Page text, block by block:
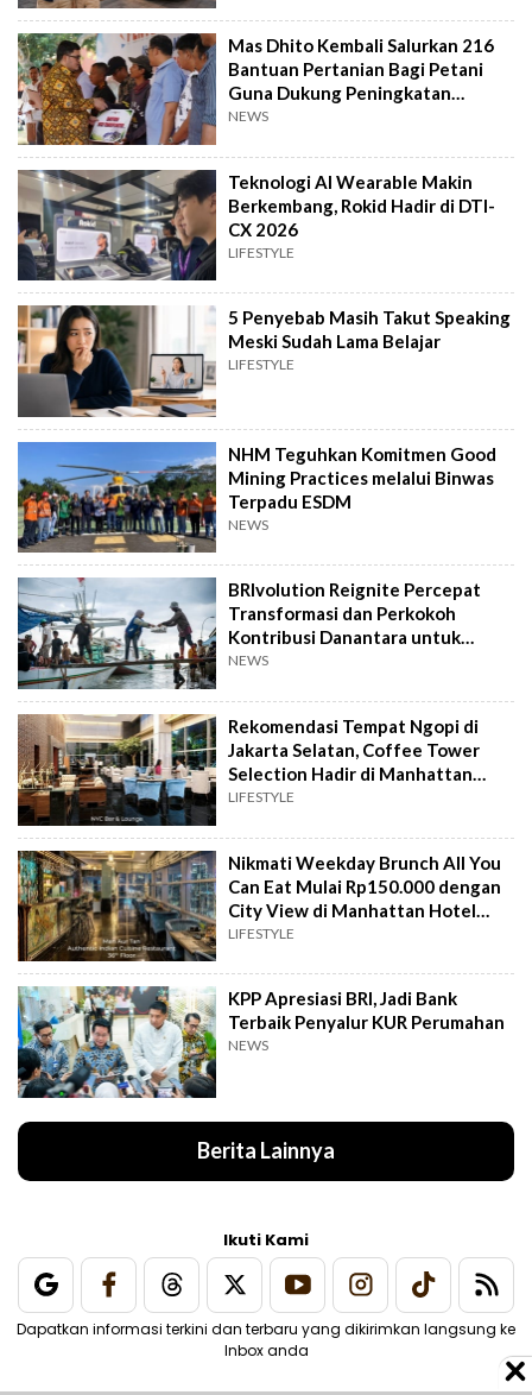
Mas Dhito Kembali Salurkan 216
Bantuan Pertanian Bagi Petani
Guna Dukung Peningkatan
Produksi
NEWS
Teknologi AI Wearable Makin
Berkembang, Rokid Hadir di DTI-
CX 2026
LIFESTYLE
5 Penyebab Masih Takut Speaking
Meski Sudah Lama Belajar
LIFESTYLE
NHM Teguhkan Komitmen Good
Mining Practices melalui Binwas
Terpadu ESDM
NEWS
BRIvolution Reignite Percepat
Transformasi dan Perkokoh
Kontribusi Danantara untuk
Ekonomi Nasional
NEWS
Rekomendasi Tempat Ngopi di
Jakarta Selatan, Coffee Tower
Selection Hadir di Manhattan
Hotel Jakarta
LIFESTYLE
Nikmati Weekday Brunch All You
Can Eat Mulai Rp150.000 dengan
City View di Manhattan Hotel
Jakarta
LIFESTYLE
KPP Apresiasi BRI, Jadi Bank
Terbaik Penyalur KUR Perumahan
NEWS
Berita Lainnya
Ikuti Kami
Dapatkan informasi terkini dan terbaru yang dikirimkan langsung ke
Inbox anda